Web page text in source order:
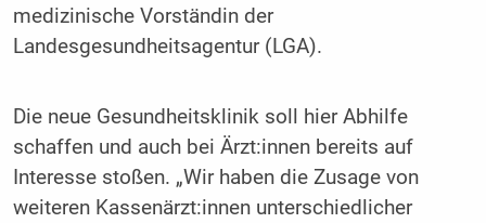
medizinische Vorständin der
Landesgesundheitsagentur (LGA).
Die neue Gesundheitsklinik soll hier Abhilfe
schaffen und auch bei Ärzt:innen bereits auf
Interesse stoßen. „Wir haben die Zusage von
weiteren Kassenärzt:innen unterschiedlicher